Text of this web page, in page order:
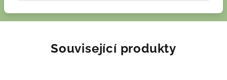
Související produkty